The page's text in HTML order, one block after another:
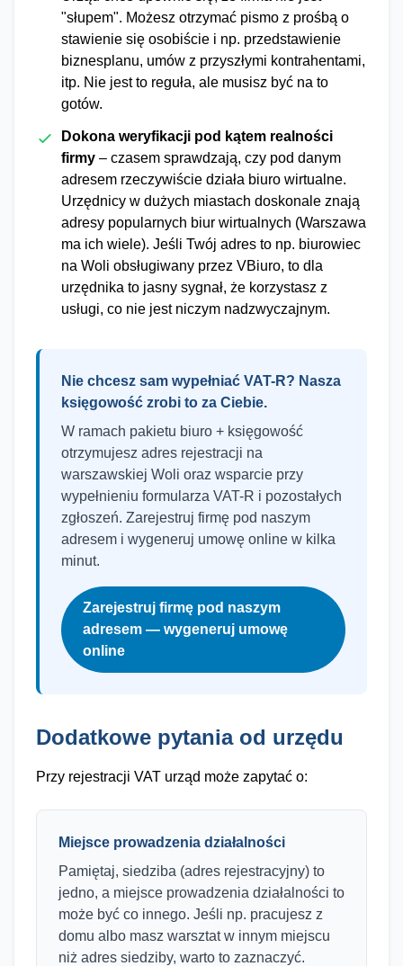
"słupem". Możesz otrzymać pismo z prośbą o
stawienie się osobiście i np. przedstawienie
biznesplanu, umów z przyszłymi kontrahentami,
itp. Nie jest to reguła, ale musisz być na to
gotów.
Dokona weryfikacji pod kątem realności
firmy – czasem sprawdzają, czy pod danym
adresem rzeczywiście działa biuro wirtualne.
Urzędnicy w dużych miastach doskonale znają
adresy popularnych biur wirtualnych (Warszawa
ma ich wiele). Jeśli Twój adres to np. biurowiec
na Woli obsługiwany przez VBiuro, to dla
urzędnika to jasny sygnał, że korzystasz z
usługi, co nie jest niczym nadzwyczajnym.
Nie chcesz sam wypełniać VAT-R? Nasza
księgowość zrobi to za Ciebie.
W ramach pakietu biuro + księgowość
otrzymujesz adres rejestracji na
warszawskiej Woli oraz wsparcie przy
wypełnieniu formularza VAT-R i pozostałych
zgłoszeń. Zarejestruj firmę pod naszym
adresem i wygeneruj umowę online w kilka
minut.
Zarejestruj firmę pod naszym
adresem — wygeneruj umowę
online
Dodatkowe pytania od urzędu
Przy rejestracji VAT urząd może zapytać o:
Miejsce prowadzenia działalności
Pamiętaj, siedziba (adres rejestracyjny) to
jedno, a miejsce prowadzenia działalności to
może być co innego. Jeśli np. pracujesz z
domu albo masz warsztat w innym miejscu
niż adres siedziby, warto to zaznaczyć.